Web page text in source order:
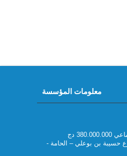
معلومات المؤسسة
دج
ب , شارع حسيبة بن بوعلي – الحامة -